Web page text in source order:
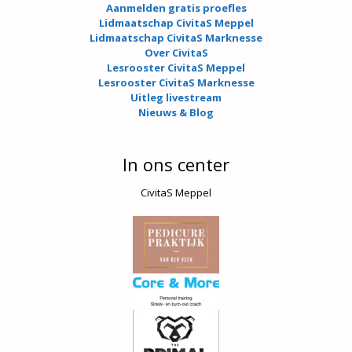
Aanmelden gratis proefles
Lidmaatschap CivitaS Meppel
Lidmaatschap CivitaS Marknesse
Over CivitaS
Lesrooster CivitaS Meppel
Lesrooster CivitaS Marknesse
Uitleg livestream
Nieuws & Blog
In ons center
CivitaS Meppel